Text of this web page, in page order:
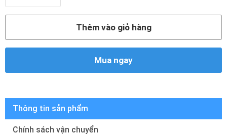
Thêm vào giỏ hàng
Mua ngay
Thông tin sản phẩm
Chính sách vận chuyển